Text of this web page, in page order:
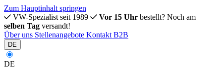
Zum Hauptinhalt springen
VW-Spezialist seit 1989
Vor 15 Uhr bestellt? Noch am
selben Tag versandt!
Über uns Stellenangebote Kontakt B2B
DE
DE